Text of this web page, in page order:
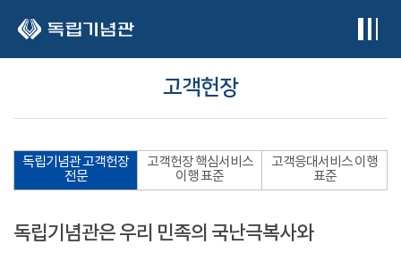
고객헌장
독립기념관 고객헌장
전문
고객헌장 핵심서비스
이행 표준
고객응대서비스 이행
표준
독립기념관은 우리 민족의 국난극복사와